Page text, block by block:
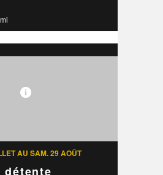
AU SAM. 29 AOÛT
détente